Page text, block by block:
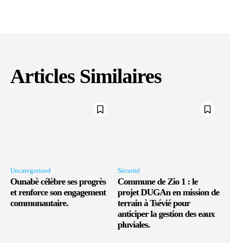
Articles Similaires
Uncategorized
Ounabè célèbre ses progrès
et renforce son engagement
communautaire.
Sécurité
Commune de Zio 1 : le
projet DUGAn en mission de
terrain à Tsévié pour
anticiper la gestion des eaux
pluviales.